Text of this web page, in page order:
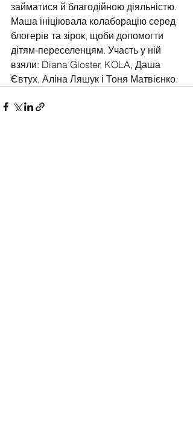
займатися й благодійною діяльністю.
Маша ініціювала колаборацію серед
блогерів та зірок, щоби допомогти
дітям-переселенцям. Участь у ній
взяли: Diana Gloster, KOLA, Даша
Євтух, Аліна Ляшук і Тоня Матвієнко.